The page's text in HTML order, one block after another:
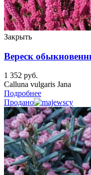
Закрыть
Вереск
1 352 руб.
Calluna vulgaris Jana
Подробнее
Продано